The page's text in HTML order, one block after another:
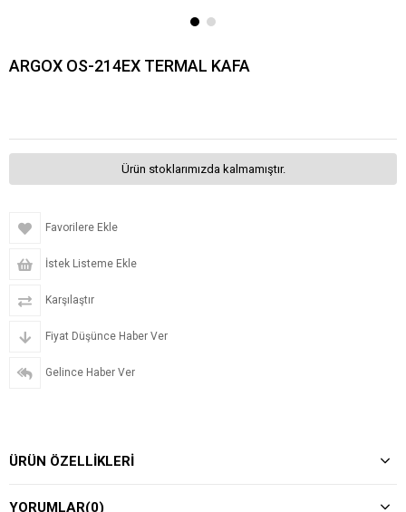
ARGOX OS-214EX TERMAL KAFA
Ürün stoklarımızda kalmamıştır.
Favorilere Ekle
İstek Listeme Ekle
Karşılaştır
Fiyat Düşünce Haber Ver
Gelince Haber Ver
ÜRÜN ÖZELLIKLERI
YORUMLAR(0)